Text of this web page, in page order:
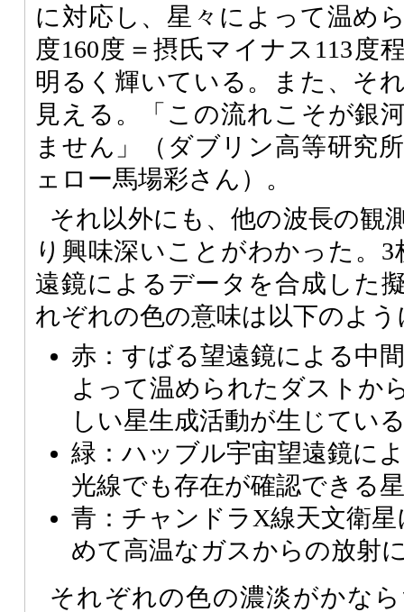
に対応し、星々によって温め
度160度＝摂氏マイナス113度
明るく輝いている。また、そ
見える。「この流れこそが銀
ません」（ダブリン高等研究
ェロー馬場彩さん）。
それ以外にも、他の波長の観
り興味深いことがわかった。
遠鏡によるデータを合成した
れぞれの色の意味は以下のよ
赤：すばる望遠鏡による中
よって温められたダストか
しい星生成活動が生じてい
緑：ハッブル宇宙望遠鏡に
光線でも存在が確認できる
青：チャンドラX線天文衛
めて高温なガスからの放射
それぞれの色の濃淡がかな